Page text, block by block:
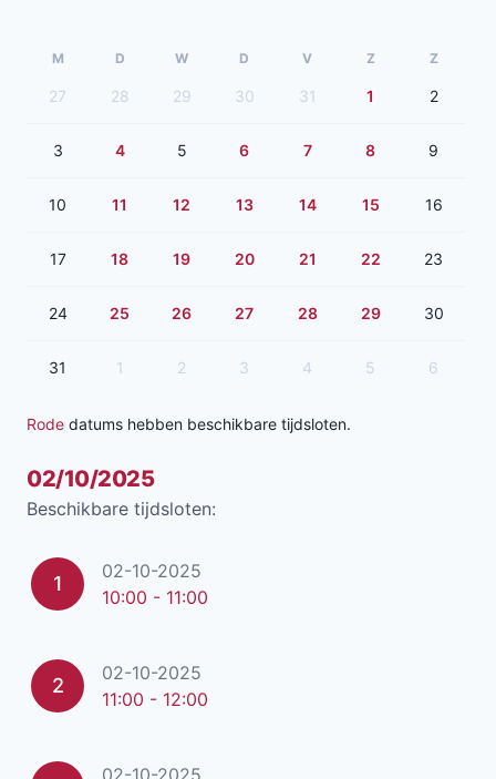
M D W D V Z Z
27 28 29 30 31 1 2
3 4 5 6 7 8 9
10 11 12 13 14 15 16
17 18 19 20 21 22 23
24 25 26 27 28 29 30
31 1 2 3 4 5 6
Rode datums hebben beschikbare tijdsloten.
02/10/2025
Beschikbare tijdsloten:
1
02-10-2025
10:00 - 11:00
2
02-10-2025
11:00 - 12:00
02-10-2025